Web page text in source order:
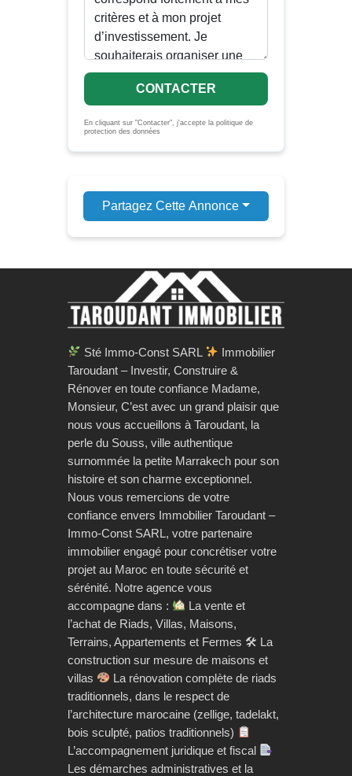
CONTACTER
En cliquant sur "Contacter", j'accepte la politique de
protection des données
Partagez Cette Annonce
Sté Immo-Const SARL
Immobilier
Taroudant – Investir, Construire &
Rénover en toute confiance Madame,
Monsieur, C’est avec un grand plaisir que
nous vous accueillons à Taroudant, la
perle du Souss, ville authentique
surnommée la petite Marrakech pour son
histoire et son charme exceptionnel.
Nous vous remercions de votre
confiance envers Immobilier Taroudant –
Immo-Const SARL, votre partenaire
immobilier engagé pour concrétiser votre
projet au Maroc en toute sécurité et
sérénité. Notre agence vous
accompagne dans :
La vente et
l’achat de Riads, Villas, Maisons,
Terrains, Appartements et Fermes 🛠 La
construction sur mesure de maisons et
villas
La rénovation complète de riads
traditionnels, dans le respect de
l’architecture marocaine (zellige, tadelakt,
bois sculpté, patios traditionnels)
L’accompagnement juridique et fiscal
Les démarches administratives et la